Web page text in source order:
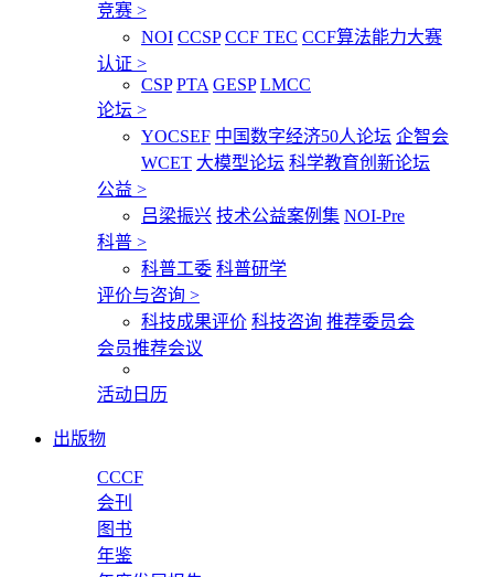
竞赛 >
NOI CCSP CCF TEC CCF算法能力大赛
认证 >
CSP PTA GESP LMCC
论坛 >
YOCSEF 中国数字经济50人论坛 企智会
WCET 大模型论坛 科学教育创新论坛
公益 >
吕梁振兴 技术公益案例集 NOI-Pre
科普 >
科普工委 科普研学
评价与咨询 >
科技成果评价 科技咨询 推荐委员会
会员推荐会议
活动日历
出版物
CCCF
会刊
图书
年鉴